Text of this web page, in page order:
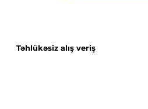
Təhlükəsiz alış veriş